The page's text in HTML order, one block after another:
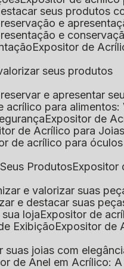
seus produtos
e
e
Expositor de
seus produtos
e apresentar
acrílico para
Expositor de
de Acrílico para
de acrílico para óculos
Produtos
e valorizar suas
e destacar suas
loja Expositor de
Exibição Expositor
suas joias com
de Anel em Acrílico: